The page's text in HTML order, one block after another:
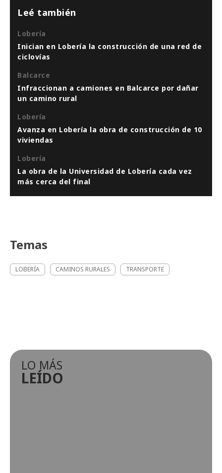
Leé también
Lobería
Inician en Lobería la construcción de una red de
ciclovías
Balcarce
Infraccionan a camiones en Balcarce por dañar
un camino rural
Lobería
Avanza en Lobería la obra de construcción de 10
viviendas
Lobería
La obra de la Universidad de Lobería cada vez
más cerca del final
Temas
LOBERÍA CAMINOS RURALES TRANSPORTE
LO MÁS
LEÍDO